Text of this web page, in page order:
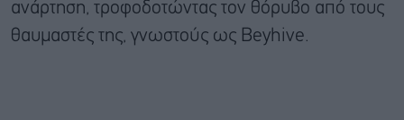
ανάρτηση, τροφοδοτώντας τον θόρυβο από τους
θαυμαστές της, γνωστούς ως Beyhive.